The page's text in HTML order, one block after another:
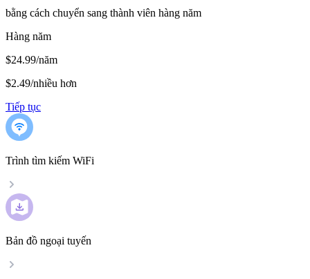
bằng cách chuyển sang thành viên hàng năm
Hàng năm
$24.99/năm
$2.49/nhiều hơn
Tiếp tục
Trình tìm kiếm WiFi
Bản đồ ngoại tuyến